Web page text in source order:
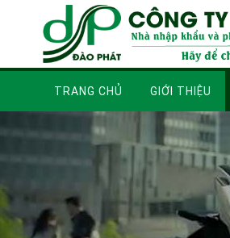
TRANG CHỦ GIỚI THIỆU